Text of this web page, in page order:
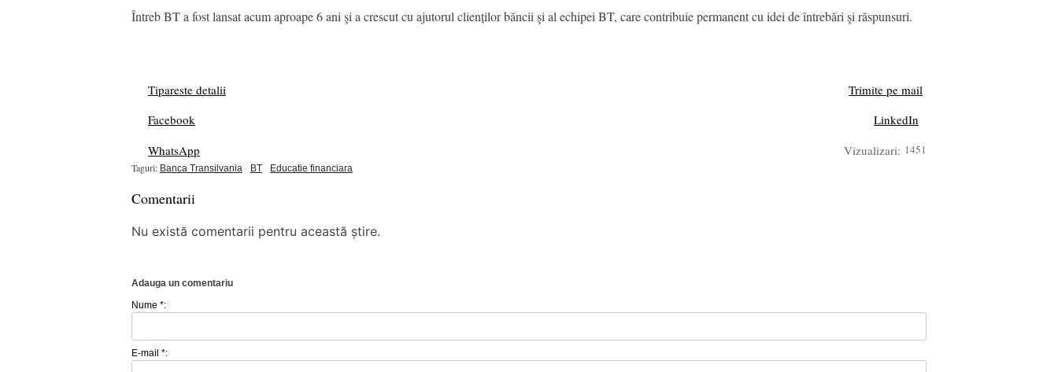
Întreb BT a fost lansat acum aproape 6 ani şi a crescut cu ajutorul clienților băncii şi al echipei BT, care contribuie permanent cu idei de întrebări şi răspunsuri.
Tipareste detalii
Trimite pe mail
Facebook
LinkedIn
WhatsApp
Vizualizari: 1451
Taguri: Banca Transilvania BT Educatie financiara
Comentarii
Nu există comentarii pentru această știre.
Adauga un comentariu
Nume *:
E-mail *: